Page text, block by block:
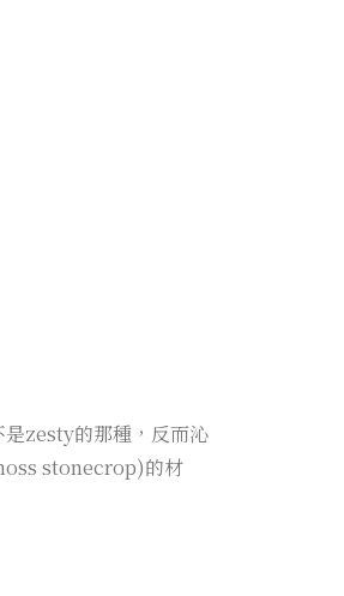
是zesty的那種，反而沁
stonecrop)的材